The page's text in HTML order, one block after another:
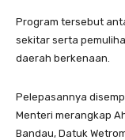
Program tersebut
sekitar serta
daerah berkenaan.
Pelepasannya
Menteri merangkap
Bandau, Datuk